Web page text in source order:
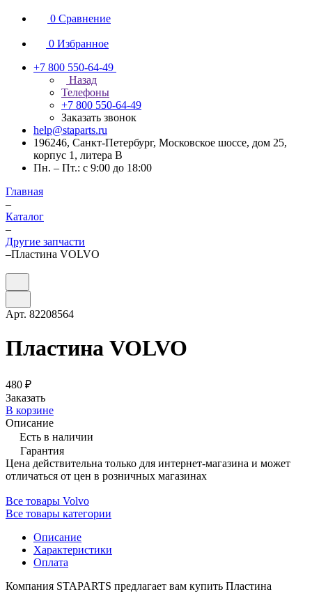
0 Сравнение
0 Избранное
+7 800 550-64-49
Назад
Телефоны
+7 800 550-64-49
Заказать звонок
help@staparts.ru
196246, Санкт-Петербург, Московское шоссе, дом 25,
корпус 1, литера В
Пн. – Пт.: с 9:00 до 18:00
Главная
–
Каталог
–
Другие запчасти
–Пластина VOLVO
Арт. 82208564
Пластина VOLVO
480 ₽
Заказать
В корзине
Описание
Есть в наличии
Гарантия
Цена действительна только для интернет-магазина и может
отличаться от цен в розничных магазинах
Все товары Volvo
Все товары категории
Описание
Характеристики
Оплата
Компания STAPARTS предлагает вам купить Пластина